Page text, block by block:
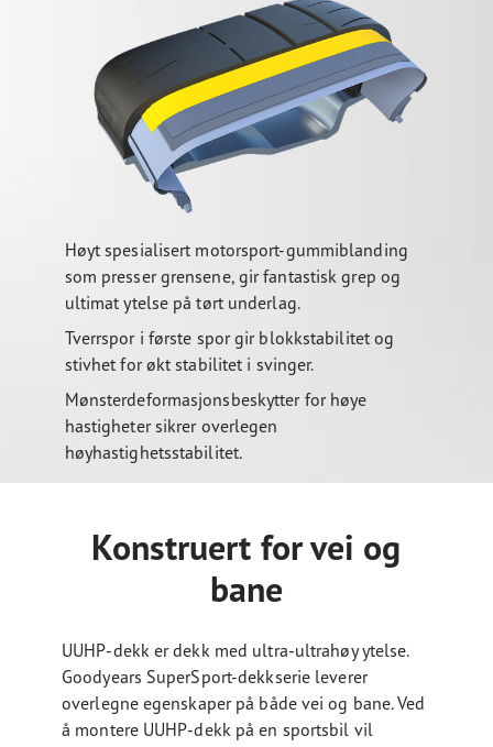
Høyt spesialisert motorsport-gummiblanding
som presser grensene, gir fantastisk grep og
ultimat ytelse på tørt underlag.
Tverrspor i første spor gir blokkstabilitet og
stivhet for økt stabilitet i svinger.
Mønsterdeformasjonsbeskytter for høye
hastigheter sikrer overlegen
høyhastighetsstabilitet.
Konstruert for vei og
bane
UUHP-dekk er dekk med ultra-ultrahøy ytelse.
Goodyears SuperSport-dekkserie leverer
overlegne egenskaper på både vei og bane. Ved
å montere UUHP-dekk på en sportsbil vil